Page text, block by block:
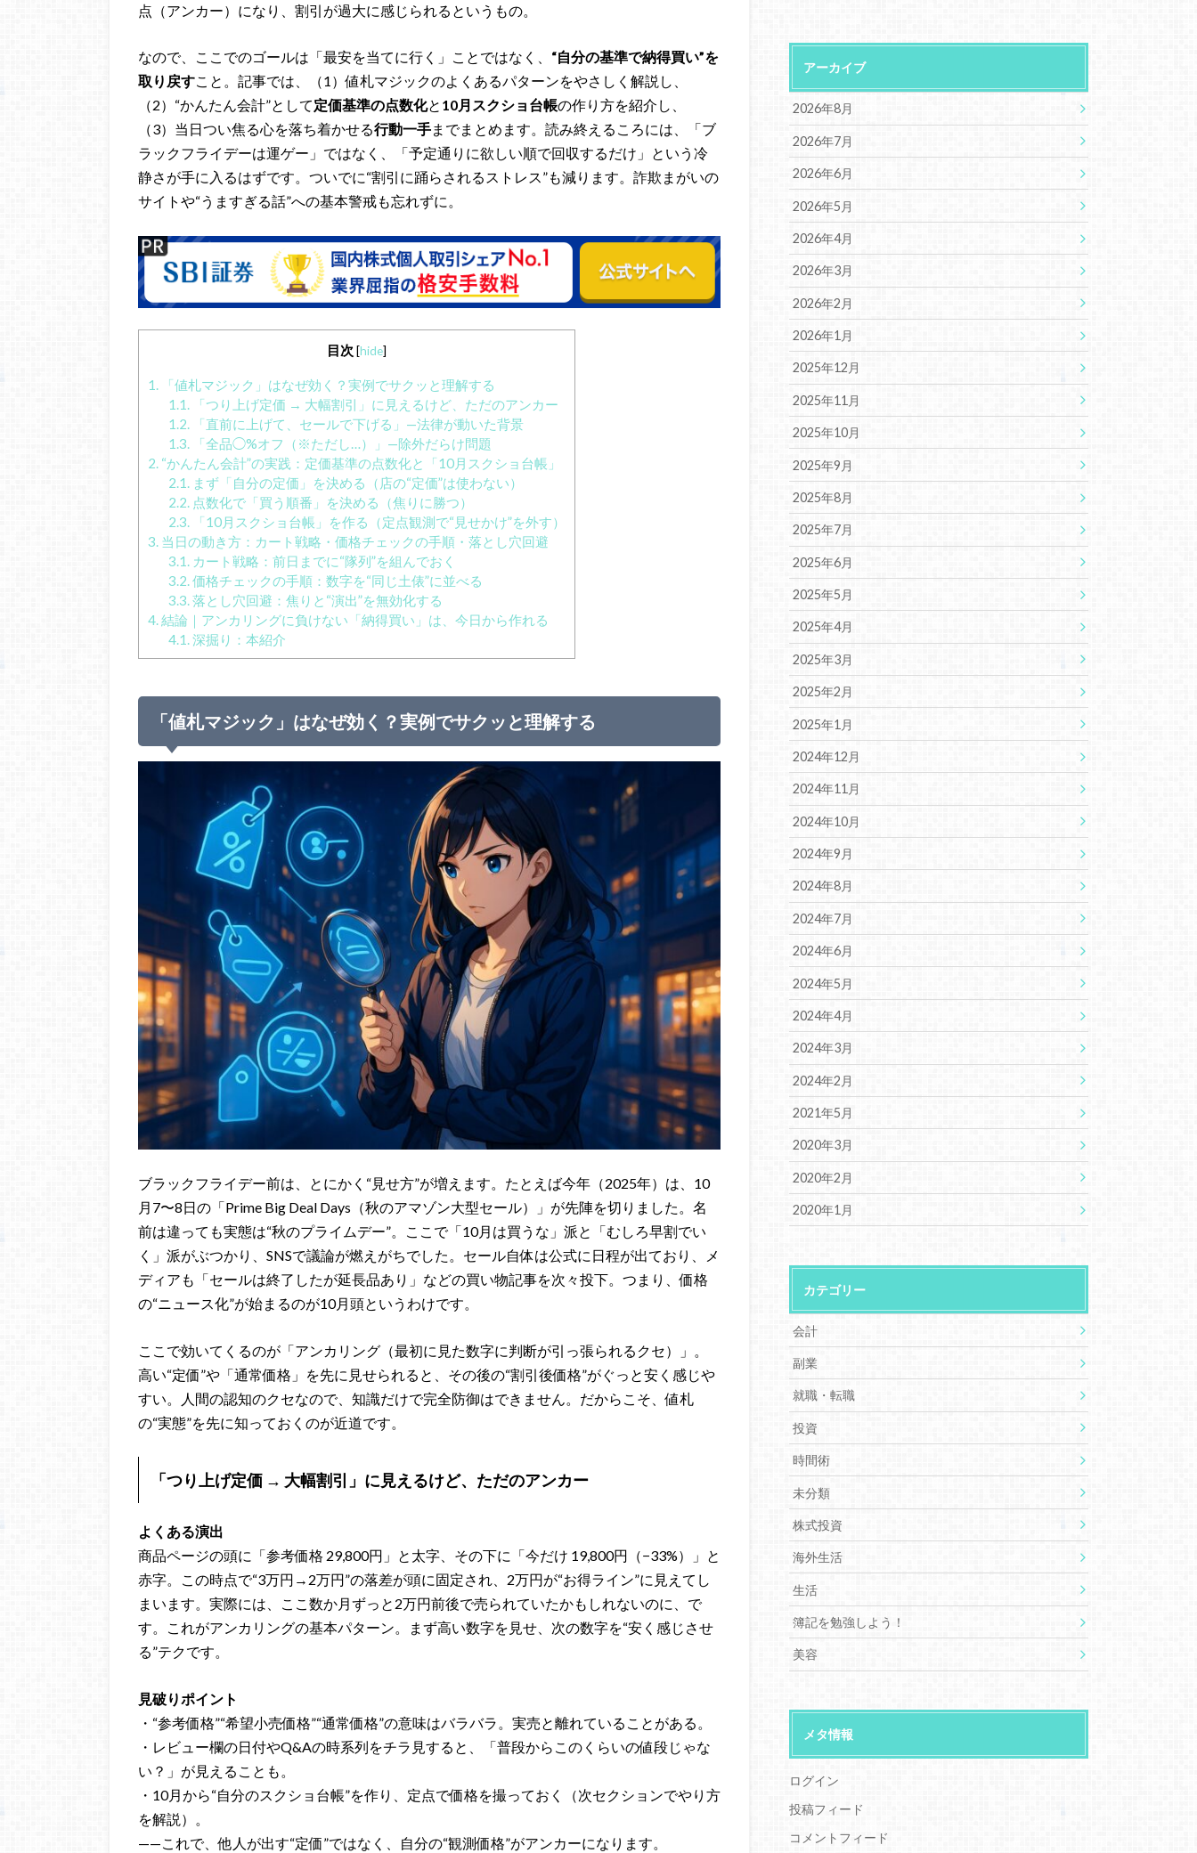
点（アンカー）になり、割引が過大に感じられるというもの。
なので、ここでのゴールは「最安を当てに行く」ことではなく、 “自分の基準で納得買い”を
取り戻すこと。記事では、（1）値札マジックのよくあるパターンをやさしく解説し、
（2）“かんたん会計”として定価基準の点数化と 10月スクショ台帳の作り方を紹介し、
（3）当日つい焦る心を落ち着かせる行動一手までまとめます。読み終えるころには、「ブ
ラックフライデーは運ゲー」ではなく、「予定通りに欲しい順で回収するだけ」という冷
静さが手に入るはずです。ついでに“割引に踊らされるストレス”も減ります。詐欺まがいの
サイトや“うますぎる話”への基本警戒も忘れずに。
目次 [hide]
1. 「値札マジック」はなぜ効く？実例でサクッと理解する
1.1.「つり上げ定価 → 大幅割引」に見えるけど、ただのアンカー
1.2.「直前に上げて、セールで下げる」—法律が動いた背景
1.3.「全品◯%オフ（※ただし…）」—除外だらけ問題
2. “かんたん会計”の実践：定価基準の点数化と「10月スクショ台帳」
2.1.まず「自分の定価」を決める（店の“定価”は使わない）
2.2.点数化で「買う順番」を決める（焦りに勝つ）
2.3.「10月スクショ台帳」を作る（定点観測で“見せかけ”を外す）
3. 当日の動き方：カート戦略・価格チェックの手順・落とし穴回避
3.1.カート戦略：前日までに“隊列”を組んでおく
3.2.価格チェックの手順：数字を“同じ土俵”に並べる
3.3.落とし穴回避：焦りと“演出”を無効化する
4.結論｜アンカリングに負けない「納得買い」は、今日から作れる
4.1.深掘り：本紹介
「値札マジック」はなぜ効く？実例でサクッと理解する
ブラックフライデー前は、とにかく“見せ方”が増えます。たとえば今年（2025年）は、10
月7〜8日の「Prime Big Deal Days（秋のアマゾン大型セール）」が先陣を切りました。名
前は違っても実態は“秋のプライムデー”。ここで「10月は買うな」派と「むしろ早割でい
く」派がぶつかり、SNSで議論が燃えがちでした。セール自体は公式に日程が出ており、メ
ディアも「セールは終了したが延長品あり」などの買い物記事を次々投下。つまり、価格
の“ニュース化”が始まるのが10月頭というわけです。
ここで効いてくるのが「アンカリング（最初に見た数字に判断が引っ張られるクセ）」。
高い“定価”や「通常価格」を先に見せられると、その後の“割引後価格”がぐっと安く感じや
すい。人間の認知のクセなので、知識だけで完全防御はできません。だからこそ、値札
の“実態”を先に知っておくのが近道です。
「つり上げ定価 → 大幅割引」に見えるけど、ただのアンカー
よくある演出
商品ページの頭に「参考価格 29,800円」と太字、その下に「今だけ 19,800円（−33%）」と
赤字。この時点で“3万円→2万円”の落差が頭に固定され、2万円が“お得ライン”に見えてし
まいます。実際には、ここ数か月ずっと2万円前後で売られていたかもしれないのに、で
す。これがアンカリングの基本パターン。まず高い数字を見せ、次の数字を“安く感じさせ
る”テクです。
見破りポイント
・“参考価格”“希望小売価格”“通常価格”の意味はバラバラ。実売と離れていることがある。
・レビュー欄の日付やQ&Aの時系列をチラ見すると、「普段からこのくらいの値段じゃな
い？」が見えることも。
・10月から“自分のスクショ台帳”を作り、定点で価格を撮っておく（次セクションでやり方
を解説）。
——これで、他人が出す“定価”ではなく、自分の“観測価格”がアンカーになります。
アーカイブ
2026年8月
2026年7月
2026年6月
2026年5月
2026年4月
2026年3月
2026年2月
2026年1月
2025年12月
2025年11月
2025年10月
2025年9月
2025年8月
2025年7月
2025年6月
2025年5月
2025年4月
2025年3月
2025年2月
2025年1月
2024年12月
2024年11月
2024年10月
2024年9月
2024年8月
2024年7月
2024年6月
2024年5月
2024年4月
2024年3月
2024年2月
2021年5月
2020年3月
2020年2月
2020年1月
カテゴリー
会計
副業
就職・転職
投資
時間術
未分類
株式投資
海外生活
生活
簿記を勉強しよう！
美容
メタ情報
ログイン
投稿フィード
コメントフィード